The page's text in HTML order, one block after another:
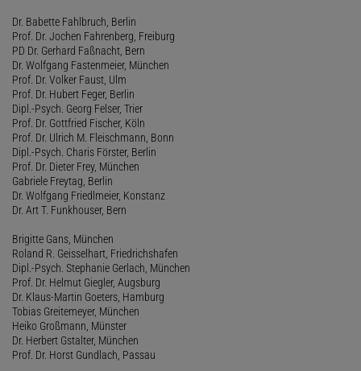
Dr. Babette Fahlbruch, Berlin
Prof. Dr. Jochen Fahrenberg, Freiburg
PD Dr. Gerhard Faßnacht, Bern
Dr. Wolfgang Fastenmeier, München
Prof. Dr. Volker Faust, Ulm
Prof. Dr. Hubert Feger, Berlin
Dipl.-Psych. Georg Felser, Trier
Prof. Dr. Gottfried Fischer, Köln
Prof. Dr. Ulrich M. Fleischmann, Bonn
Dipl.-Psych. Charis Förster, Berlin
Prof. Dr. Dieter Frey, München
Gabriele Freytag, Berlin
Dr. Wolfgang Friedlmeier, Konstanz
Dr. Art T. Funkhouser, Bern
Brigitte Gans, München
Roland R. Geisselhart, Friedrichshafen
Dipl.-Psych. Stephanie Gerlach, München
Prof. Dr. Helmut Giegler, Augsburg
Dr. Klaus-Martin Goeters, Hamburg
Tobias Greitemeyer, München
Heiko Großmann, Münster
Dr. Herbert Gstalter, München
Prof. Dr. Horst Gundlach, Passau